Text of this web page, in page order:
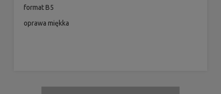
format B5
oprawa miękka